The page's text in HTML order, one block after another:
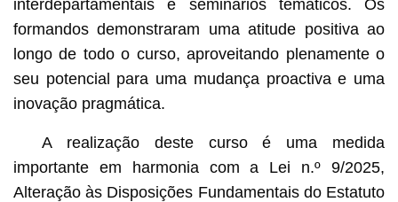
interdepartamentais e seminários temáticos. Os
formandos demonstraram uma atitude positiva ao
longo de todo o curso, aproveitando plenamente o
seu potencial para uma mudança proactiva e uma
inovação pragmática.
A realização deste curso é uma medida
importante em harmonia com a Lei n.º 9/2025,
Alteração às Disposições Fundamentais do Estatuto